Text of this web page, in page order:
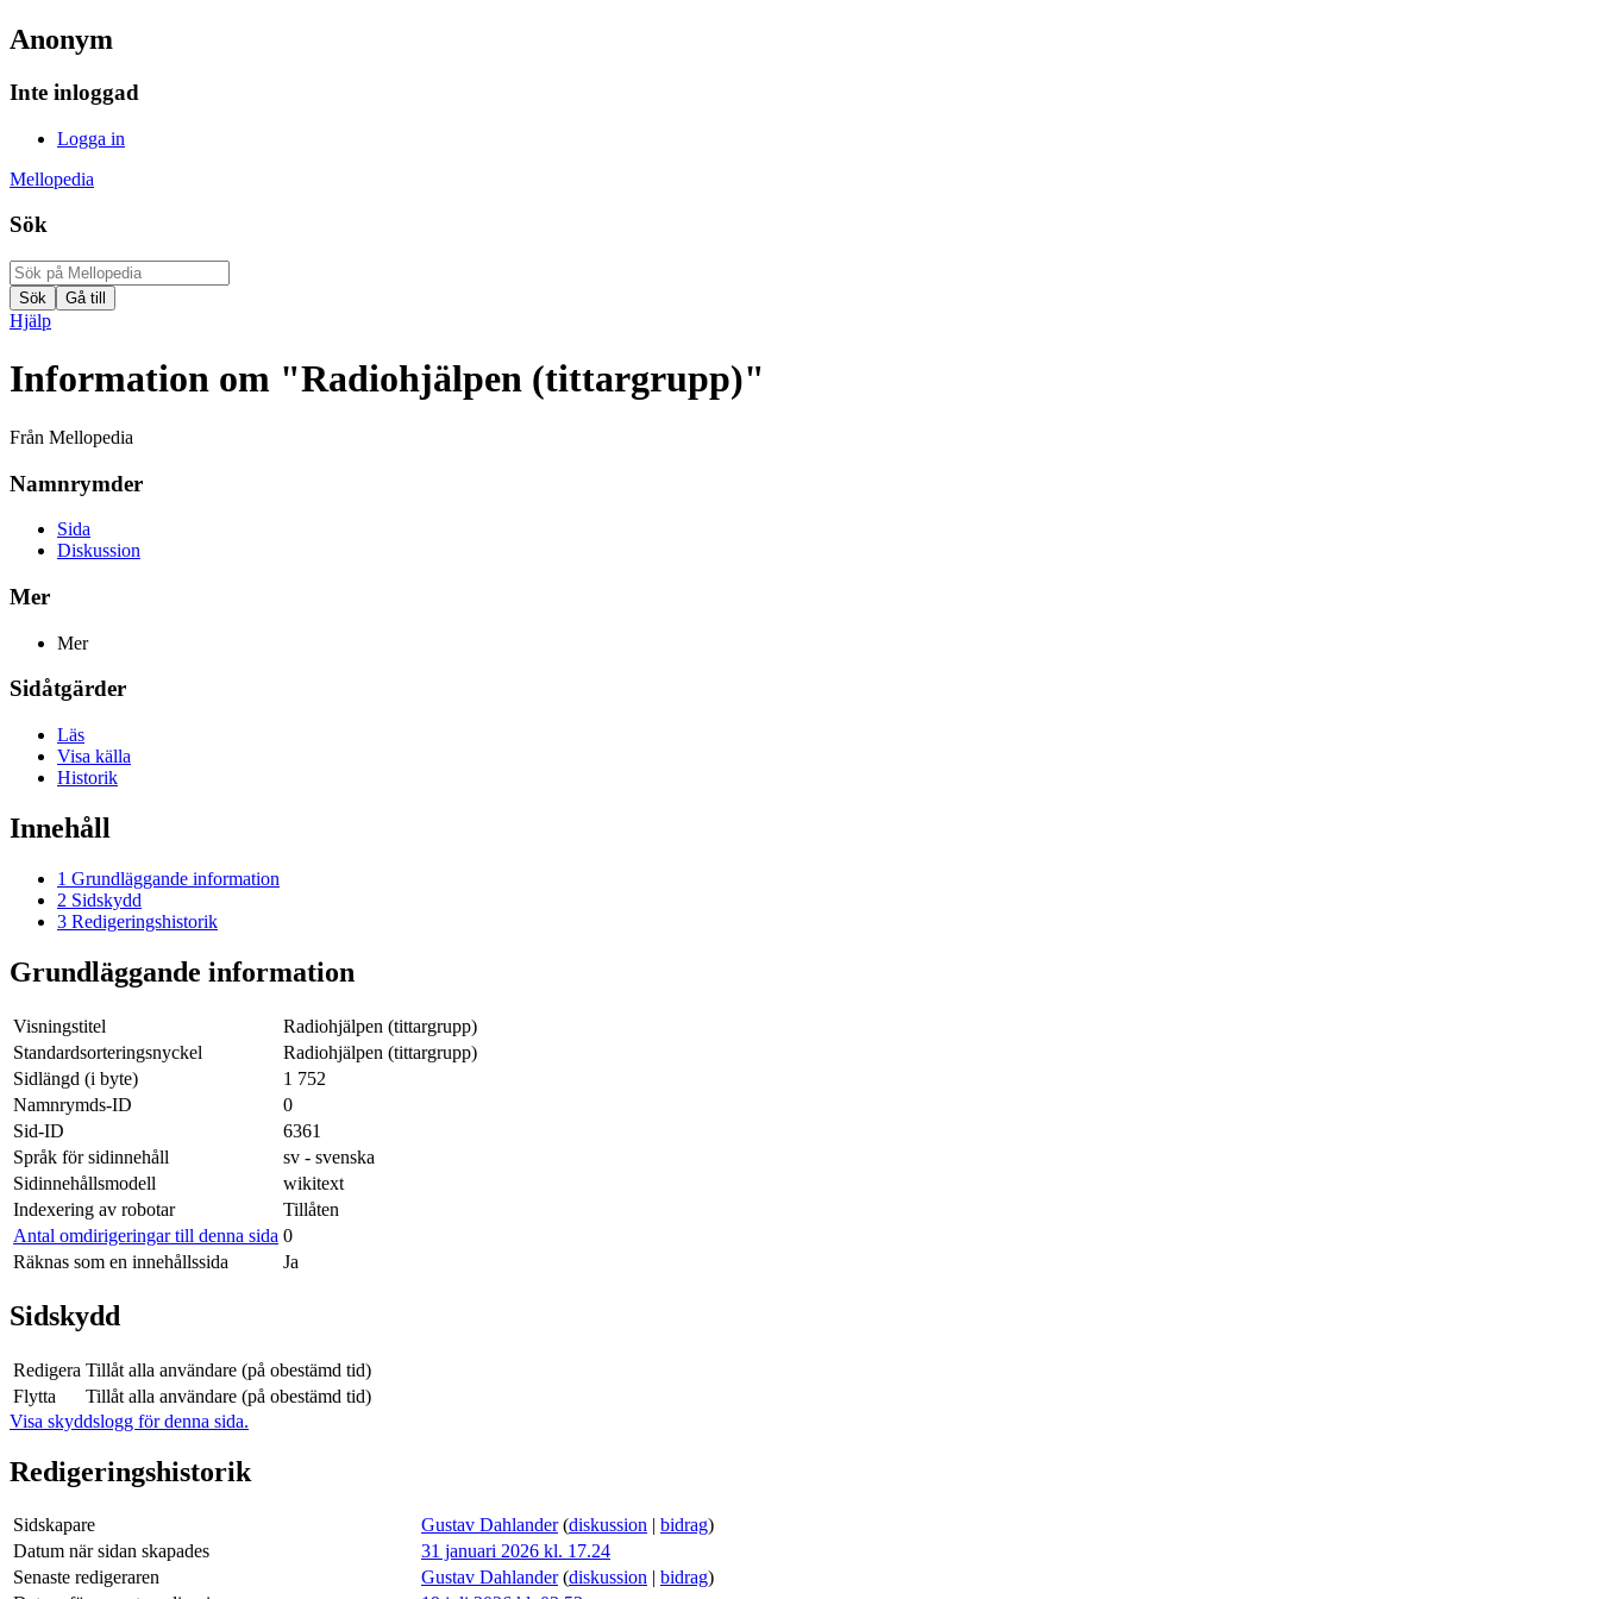
Anonym
Inte inloggad
Logga in
Mellopedia
Sök
Hjälp
Information om "Radiohjälpen (tittargrupp)"
Från Mellopedia
Namnrymder
Sida
Diskussion
Mer
Mer
Sidåtgärder
Läs
Visa källa
Historik
Innehåll
1 Grundläggande information
2 Sidskydd
3 Redigeringshistorik
Grundläggande information
Visningstitel
Radiohjälpen (tittargrupp)
Standardsorteringsnyckel
Radiohjälpen (tittargrupp)
Sidlängd (i byte)
1 752
Namnrymds-ID
0
Sid-ID
6361
Språk för sidinnehåll
sv - svenska
Sidinnehållsmodell
wikitext
Indexering av robotar
Tillåten
Antal omdirigeringar till denna sida 0
Räknas som en innehållssida
Ja
Sidskydd
Redigera Tillåt alla användare (på obestämd tid)
Flytta
Tillåt alla användare (på obestämd tid)
Visa skyddslogg för denna sida.
Redigeringshistorik
Sidskapare Gustav Dahlander (diskussion | bidrag)
Datum när sidan skapades
31 januari 2026 kl. 17.24
Senaste redigeraren
Gustav Dahlander (diskussion | bidrag)